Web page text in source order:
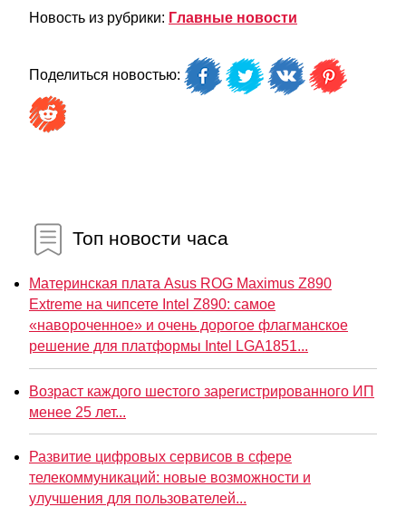
Новость из рубрики: Главные новости
Поделиться новостью:
Топ новости часа
Материнская плата Asus ROG Maximus Z890
Extreme на чипсете Intel Z890: самое
«навороченное» и очень дорогое флагманское
решение для платформы Intel LGA1851...
Возраст каждого шестого зарегистрированного ИП
менее 25 лет...
Развитие цифровых сервисов в сфере
телекоммуникаций: новые возможности и
улучшения для пользователей...